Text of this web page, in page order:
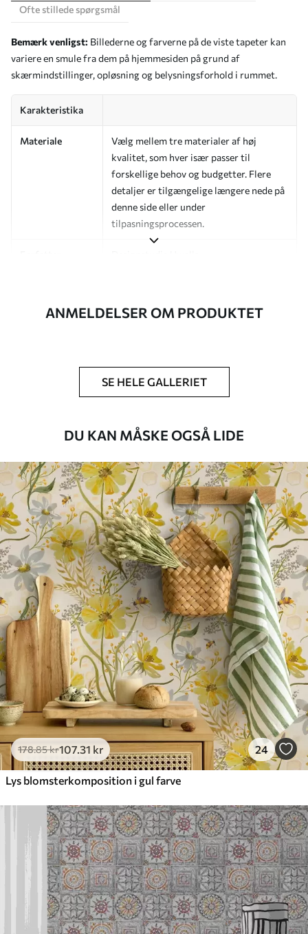
Ofte stillede spørgsmål
Bemærk venligst: Billederne og farverne på de viste tapeter kan
variere en smule fra dem på hjemmesiden på grund af
skærmindstillinger, opløsning og belysningsforhold i rummet.
Karakteristika
Materiale
Vælg mellem tre materialer af høj
kvalitet, som hver især passer til
forskellige behov og budgetter. Flere
detaljer er tilgængelige længere nede på
denne side eller under
tilpasningsprocessen.
Efterbehandling Halvmat.
med en bredde på op til 50 cm.
muligheder
tapetklæber.
blød svamp. Tapeter med lakfinish kan
rengøres med vand.
Anvendelsesmetode Problemfri anvendelse
Tilgængelige materialer
Standard
365 .00219.00kr/m²
Premium
448 .33 269.00kr/m²
Premium vinyl
516.67310.00kr/m²
ANMELDELSER OM PRODUKTET
SE HELE GALLERIET
DU KAN MÅSKE OGSÅ LIDE
178.85kr107.31 kr 24
Lys blomsterkomposition i gul farve